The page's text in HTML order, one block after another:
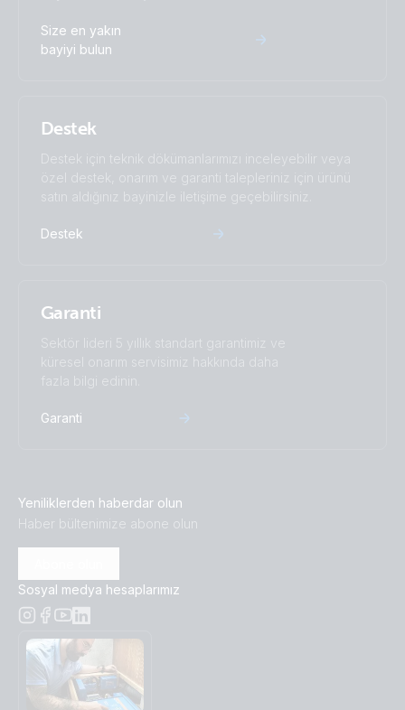
Argofet 200-2 Two batteries 200A (left)
Argofet 200-3 Three batteries 200A (front-low)
Argofet 200-3 Three batteries 200A (right)
Argofet 200-3 Three batteries 200A (top)
Size en yakın
bayiyi bulun
Destek
Destek için teknik dökümanlarımızı inceleyebilir veya
özel destek, onarım ve garanti talepleriniz için ürünü
satın aldığınız bayinizle iletişime geçebilirsiniz.
Destek
Garanti
Sektör lideri 5 yıllık standart garantimiz ve
küresel onarım servisimiz hakkında daha
fazla bilgi edinin.
Garanti
Yeniliklerden haberdar olun
Haber bültenimize abone olun
Sosyal medya hesaplarımız